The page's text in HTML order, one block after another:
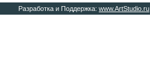
Разработка и Поддержка: www.ArtStudio.ru